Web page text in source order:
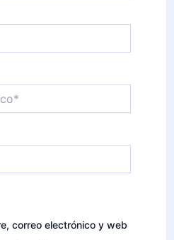
correo electrónico y web